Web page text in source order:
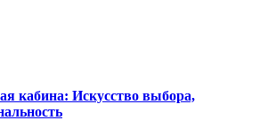
кабина: Искусство выбора,